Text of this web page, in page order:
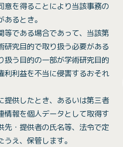
意を得ることにより当該事務の
るとき。
である場合であって、当該第
研究目的で取り扱う必要がある
扱う目的の一部が学術研究目的
利利益を不当に侵害するおそれ
提供したとき、あるいは第三者
情報を個人データとして取得す
先・提供者の氏名等、法令で定
え、保管します。